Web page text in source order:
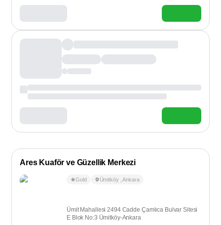
Ares Kuaför ve Güzellik Merkezi
Gold Ümitköy ,Ankara
Ümit Mahallesi 2494 Cadde Çamlıca Bulvar Sitesi
E Blok No:3 Ümitköy-Ankara